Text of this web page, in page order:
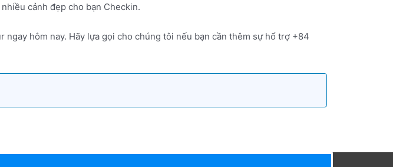
cảnh đẹp cho bạn Checkin.
hôm nay. Hãy lựa gọi cho chúng tôi nếu bạn cần thêm sự hổ trợ +84